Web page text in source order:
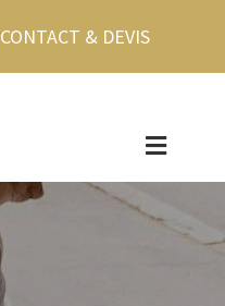
CONTACT & DEVIS